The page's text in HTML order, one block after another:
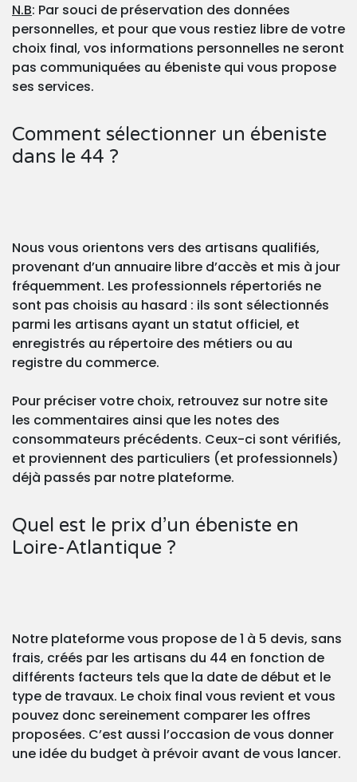
N.B: Par souci de préservation des données
personnelles, et pour que vous restiez libre de votre
choix final, vos informations personnelles ne seront
pas communiquées au ébeniste qui vous propose
ses services.
Comment sélectionner un ébeniste
dans le 44 ?
Nous vous orientons vers des artisans qualifiés,
provenant d’un annuaire libre d’accès et mis à jour
fréquemment. Les professionnels répertoriés ne
sont pas choisis au hasard : ils sont sélectionnés
parmi les artisans ayant un statut officiel, et
enregistrés au répertoire des métiers ou au
registre du commerce.
Pour préciser votre choix, retrouvez sur notre site
les commentaires ainsi que les notes des
consommateurs précédents. Ceux-ci sont vérifiés,
et proviennent des particuliers (et professionnels)
déjà passés par notre plateforme.
Quel est le prix d’un ébeniste en
Loire-Atlantique ?
Notre plateforme vous propose de 1 à 5 devis, sans
frais, créés par les artisans du 44 en fonction de
différents facteurs tels que la date de début et le
type de travaux. Le choix final vous revient et vous
pouvez donc sereinement comparer les offres
proposées. C’est aussi l’occasion de vous donner
une idée du budget à prévoir avant de vous lancer.